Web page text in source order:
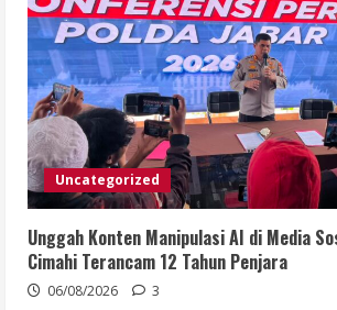
Uncategorized
Unggah Konten Manipulasi AI di Media
Cimahi Terancam 12 Tahun Penjara
06/08/2026 3